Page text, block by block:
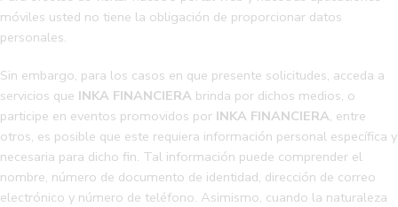
móviles usted no tiene la obligación de proporcionar datos
personales.
Sin embargo, para los casos en que presente solicitudes, acceda a
servicios que INKA FINANCIERA brinda por dichos medios, o
participe en eventos promovidos por INKA FINANCIERA, entre
otros, es posible que este requiera información personal específica y
necesaria para dicho fin. Tal información puede comprender el
nombre, número de documento de identidad, dirección de correo
electrónico y número de teléfono. Asimismo, cuando la naturaleza